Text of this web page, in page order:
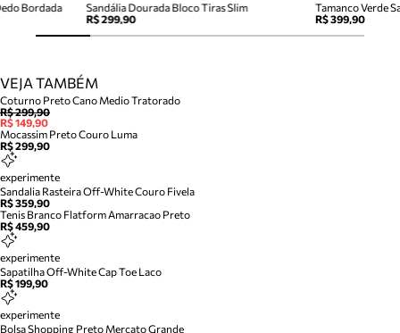
Sandália Dourada Bloco Tiras Slim
R$ 299,90
Tamanco Verde
R$ 399,90
Bordada
VEJA TAMBÉM
Coturno Preto Cano Medio Tratorado
R$ 299,90
R$ 149,90
Mocassim Preto Couro Luma
R$ 299,90
experimente
Sandalia Rasteira Off-White Couro Fivela
R$ 359,90
Tenis Branco Flatform Amarracao Preto
R$ 459,90
experimente
Sapatilha Off-White Cap Toe Laco
R$ 199,90
experimente
Bolsa Shopping Preto Mercato Grande